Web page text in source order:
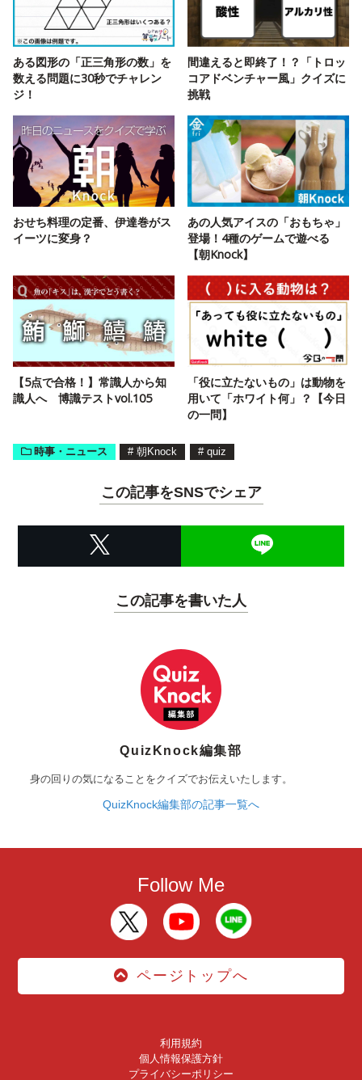
ある図形の「正三角形の数」を
数える問題に30秒でチャレン
ジ！
間違えると即終了！？「トロッ
コアドベンチャー風」クイズに
挑戦
おせち料理の定番、伊達巻がス
イーツに変身？
あの人気アイスの「おもちゃ」
登場！4種のゲームで遊べる
【朝Knock】
【5点で合格！】常識人から知
識人へ 博識テストvol.105
「役に立たないもの」は動物を
用いて「ホワイト何」？【今日
の一問】
時事・ニュース # 朝Knock # quiz
この記事をSNSでシェア
この記事を書いた人
QuizKnock編集部
身の回りの気になることをクイズでお伝えいたします。
QuizKnock編集部の記事一覧へ
Follow Me
ページトップへ
利用規約
個人情報保護方針
プライバシーポリシー